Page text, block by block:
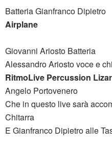
Batteria Gianfranco Dipietro
Airplane
Giovanni Ariosto Batteria
Alessandro Ariosto voce e
RitmoLive Percussion
Angelo Portovenero
Che in questo live sarà
Chitarra
E Gianfranco Dipietro alle